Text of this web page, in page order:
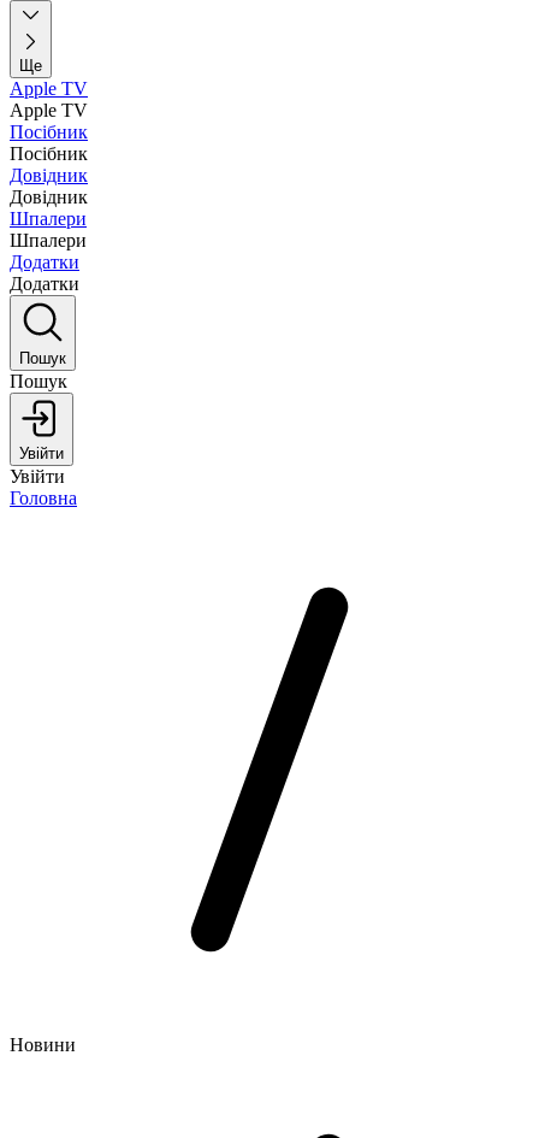
Ще
Apple TV
Apple TV
Посібник
Посібник
Довідник
Довідник
Шпалери
Шпалери
Додатки
Додатки
Пошук
Пошук
Увійти
Увійти
Головна
Новини